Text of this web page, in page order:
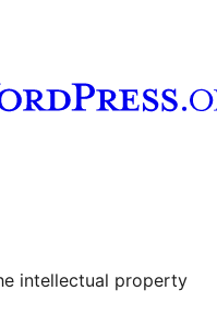
Tumblr account
intellectual property